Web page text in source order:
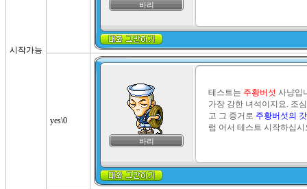
시작가능
바리
yes\0
바리
테스트는 주황버섯 사냥입
가장 강한 녀석이지요. 조
고 그 증거로 주황버섯의
럼 어서 테스트 시작하십시